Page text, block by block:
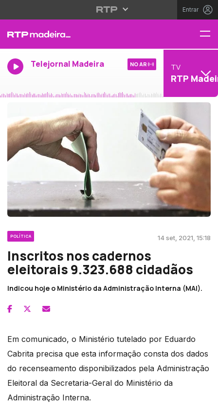
Entrar
Telejornal Madeira NO AR TV
RTP
POLÍTICA 14 set, 2021, 15:18
Inscritos nos cadernos
eleitorais 9.323.688 cidadãos
Indicou hoje o Ministério da Administração Interna (MAI).
Em comunicado, o Ministério tutelado por Eduardo
Cabrita precisa que esta informação consta dos dados
do recenseamento disponibilizados pela Administração
Eleitoral da Secretaria-Geral do Ministério da
Administração Interna.